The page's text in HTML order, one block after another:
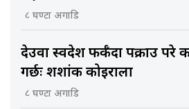
८ घण्टा अगाडि
देउवा स्वदेश फर्कँदा पक्राउ परे
गर्छः शशांक कोइराला
८ घण्टा अगाडि